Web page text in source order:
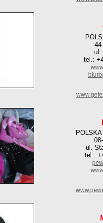
ul.
tel.:
ul.
tel.: